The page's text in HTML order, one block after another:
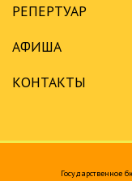
РЕПЕРТУАР
АФИША
КОНТАКТЫ
Государственное